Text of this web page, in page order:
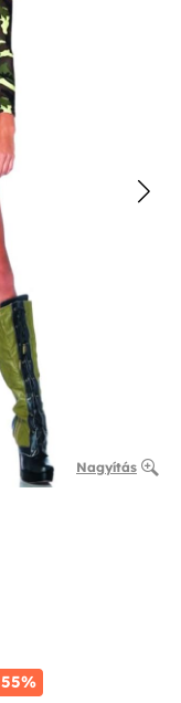
Nagyítás
55%